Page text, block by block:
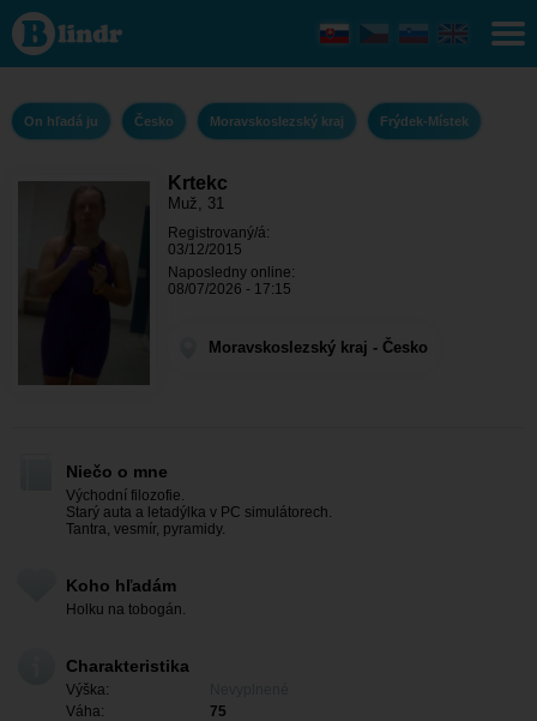
Krtekc - On
hľadá ju
Moravskoslezský
kraj - Frýdek-
On hľadá ju Česko Moravskoslezský kraj Frýdek-Místek
Krtekc
Muž, 31
Registrovaný/á:
03/12/2015
Naposledny online:
08/07/2026 - 17:15
Moravskoslezský kraj - Česko
Niečo o mne
Východní filozofie.
Starý auta a letadýlka v PC simulátorech.
Tantra, vesmír, pyramidy.
Koho hľadám
Holku na tobogán.
Charakteristika
Výška:
Váha:
75